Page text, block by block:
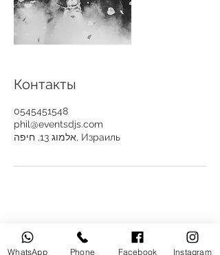
Контакты
0545451548
phil@eventsdjs.com
אלמוג 13, חיפה, Израиль
WhatsApp Phone Facebook Instagram